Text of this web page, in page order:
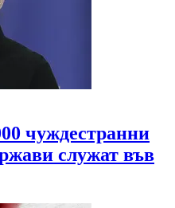
чуждестранни
служат във